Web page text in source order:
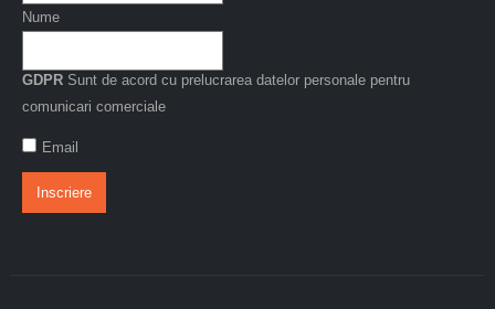
Nume
GDPR Sunt de acord cu prelucrarea datelor personale pentru
comunicari comerciale
Email